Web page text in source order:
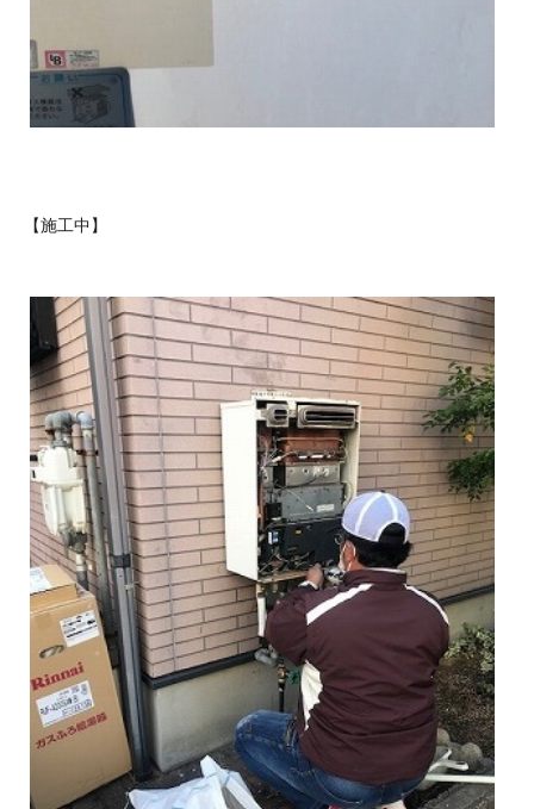
【施工中】